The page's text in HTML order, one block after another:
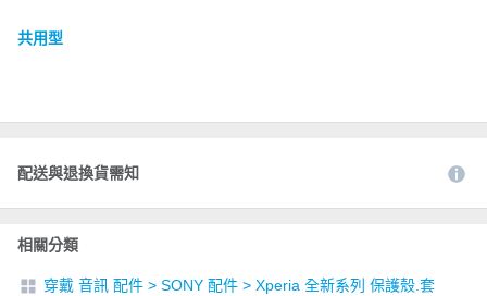
共用型
配送與退換貨需知
相關分類
穿戴 音訊 配件 > SONY 配件 > Xperia 全新系列 保護殼.套